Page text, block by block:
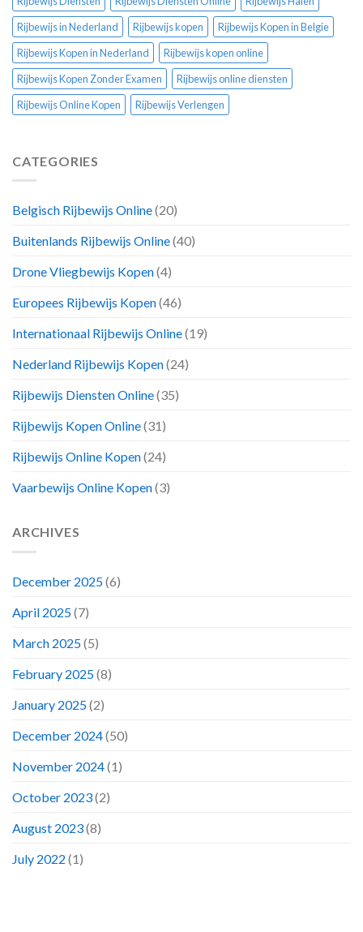
Rijbewijs in Nederland
Rijbewijs kopen
Rijbewijs Kopen in Belgie
Rijbewijs Kopen in Nederland
Rijbewijs kopen online
Rijbewijs Kopen Zonder Examen
Rijbewijs online diensten
Rijbewijs Online Kopen
Rijbewijs Verlengen
CATEGORIES
Belgisch Rijbewijs Online(20)
Buitenlands Rijbewijs Online(40)
Drone Vliegbewijs Kopen(4)
Europees Rijbewijs Kopen(46)
Internationaal Rijbewijs Online(19)
Nederland Rijbewijs Kopen(24)
Rijbewijs Diensten Online(35)
Rijbewijs Kopen Online(31)
Rijbewijs Online Kopen(24)
Vaarbewijs Online Kopen(3)
ARCHIVES
December 2025(6)
April 2025(7)
March 2025(5)
February 2025(8)
January 2025(2)
December 2024(50)
November 2024(1)
October 2023(2)
August 2023(8)
July 2022 (1)